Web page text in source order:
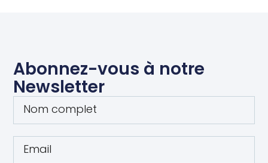
Abonnez-vous à notre
Newsletter